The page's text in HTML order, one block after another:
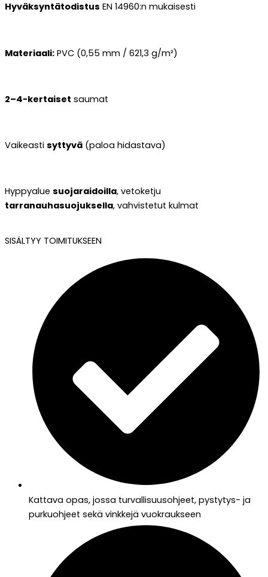
Hyväksyntätodistus EN 14960:n mukaisesti
Materiaali: PVC (0,55 mm / 621,3 g/m²)
2–4-kertaiset saumat
Vaikeasti syttyvä (paloa hidastava)
Hyppyalue suojaraidoilla, vetoketju
tarranauhasuojuksella, vahvistetut kulmat
SISÄLTYY TOIMITUKSEEN
Kattava opas, jossa turvallisuusohjeet, pystytys- ja
purkuohjeet sekä vinkkejä vuokraukseen